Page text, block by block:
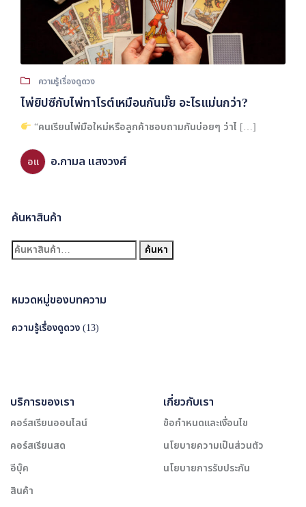
ความรู้เรื่องดูดวง
ไพ่ยิปซีกับไพ่ทาโรต์เหมือนกันมั๊ย อะไรแม่นกว่า?
“คนเรียนไพ่มือใหม่หรือลูกค้าชอบถามกันบ่อยๆ ว่าไ […]
อแ อ.กามล แสงวงศ์
ค้นหาสินค้า
ค้
น
:
ค้นหา
หมวดหมู่ของบทความ
ความรู้เรื่องดูดวง(13)
บริการของเรา
คอร์สเรียนออนไลน์
คอร์สเรียนสด
อีบุ๊ค
สินค้า
เกี่ยวกับเรา
ข้อกำหนดและเงื่อนไข
นโยบายความเป็นส่วนตัว
นโยบายการรับประกัน